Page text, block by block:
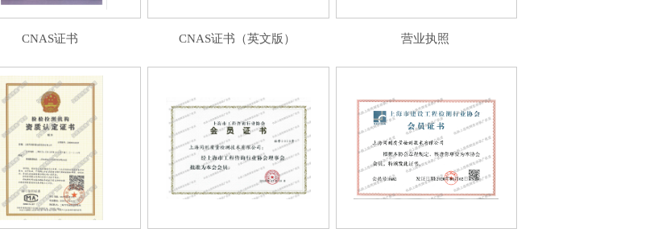
CNAS证书 CNAS证书（英文版） 营业执照